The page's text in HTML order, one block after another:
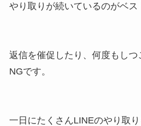
やり取りが続いているのがベス
返信を催促したり、何度もしつ
NGです。
一日にたくさんLINEのやり取